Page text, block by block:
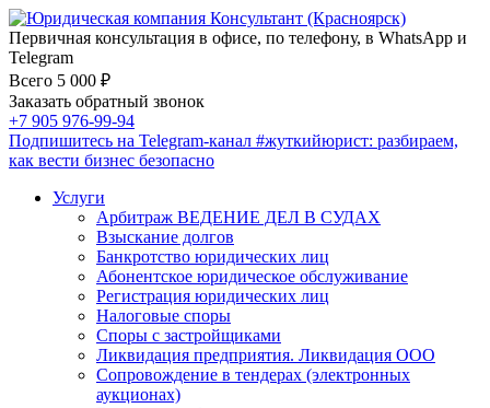
Первичная консультация в офисе, по телефону, в WhatsApp и
Telegram
Всего 5 000 ₽
Заказать обратный звонок
+7 905 976-99-94
Подпишитесь на Telegram-канал #жуткийюрист: разбираем,
как вести бизнес безопасно
Услуги
Арбитраж ВЕДЕНИЕ ДЕЛ В СУДАХ
Взыскание долгов
Банкротство юридических лиц
Абонентское юридическое обслуживание
Регистрация юридических лиц
Налоговые споры
Споры с застройщиками
Ликвидация предприятия. Ликвидация ООО
Сопровождение в тендерах (электронных
аукционах)